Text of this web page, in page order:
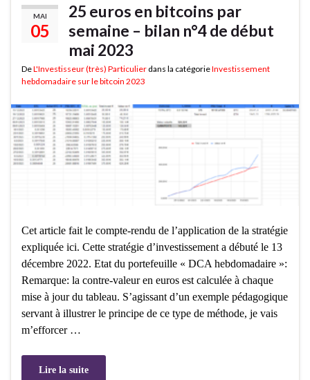
MAI
05
25 euros en bitcoins par
semaine – bilan n°4 de début
mai 2023
DeL'Investisseur (très) Particulier dans la catégorieInvestissement
hebdomadaire sur le bitcoin 2023
Cet article fait le compte-rendu de l’application de la stratégie
expliquée ici. Cette stratégie d’investissement a débuté le 13
décembre 2022. Etat du portefeuille « DCA hebdomadaire »:
Remarque: la contre-valeur en euros est calculée à chaque
mise à jour du tableau. S’agissant d’un exemple pédagogique
servant à illustrer le principe de ce type de méthode, je vais
m’efforcer …
Lire la suite